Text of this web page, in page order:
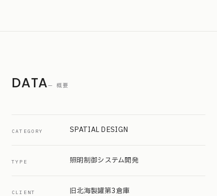
DATA— 概要
CATEGORY SPATIAL DESIGN
TYPE 照明制御システム開発
CLIENT 旧北海製罐第3倉庫